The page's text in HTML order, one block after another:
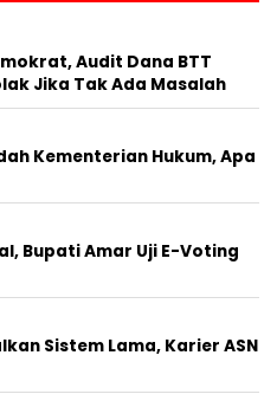
Audit Dana BTT
Jika Tak Ada Masalah
Kementerian Hukum, Apa
Bupati Amar Uji E-Voting
Sistem Lama, Karier ASN